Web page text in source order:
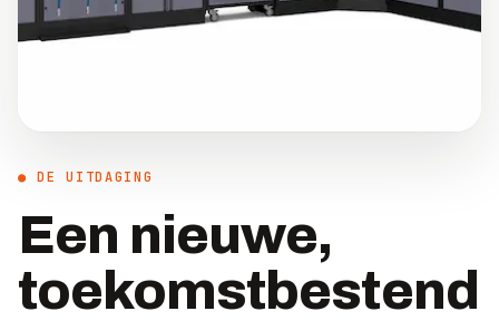
● DE UITDAGING
Een nieuwe,
toekomstbestend